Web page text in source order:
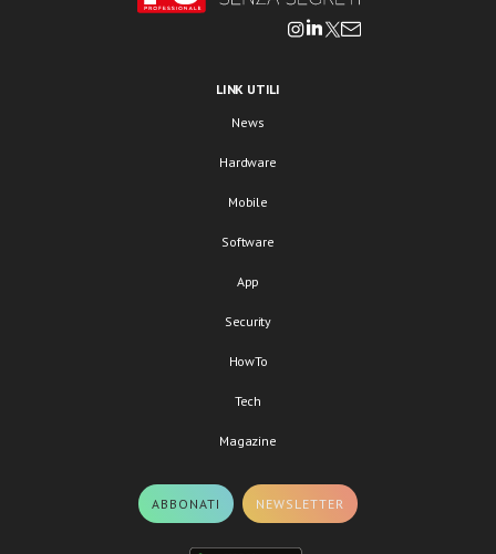
LINK UTILI
News
Hardware
Mobile
Software
App
Security
HowTo
Tech
Magazine
ABBONATI NEWSLETTER